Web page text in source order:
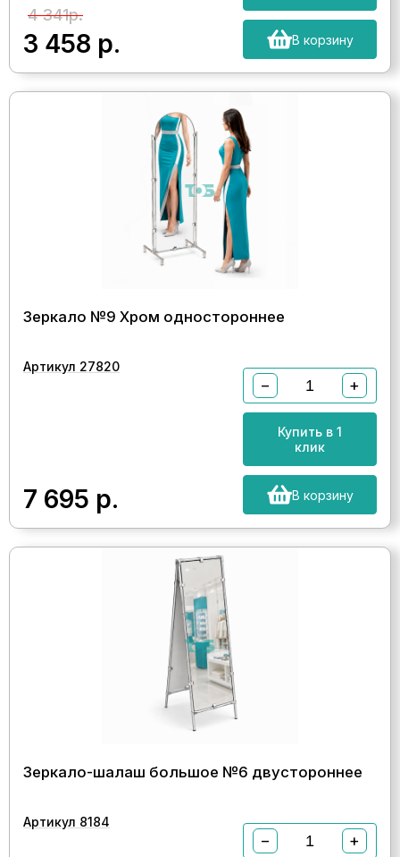
4 341р.
3 458 р. В корзину
Зеркало №9 Хром одностороннее
Артикул 27820
7 695 р.
− +
Купить в 1
клик
В корзину
Зеркало-шалаш большое №6 двустороннее
Артикул 8184
− +